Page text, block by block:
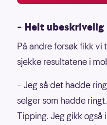
– Helt ubeskrivelig
På andre forsøk fikk
sjekke resultatene i
– Jeg så det hadde
selger som hadde
Tipping. Jeg gikk